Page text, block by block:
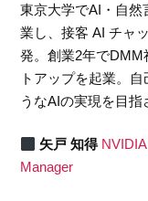
東京大学でAI・自然
業し、接客 AI チャ
発。創業2年で
トアップを起業。
うなAIの実現を目指
矢戸 知得
Manager